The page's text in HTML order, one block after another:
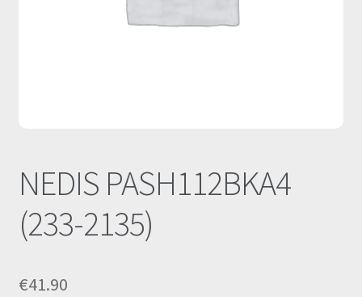
NEDIS PASH112BKA4
(233-2135)
€41.90